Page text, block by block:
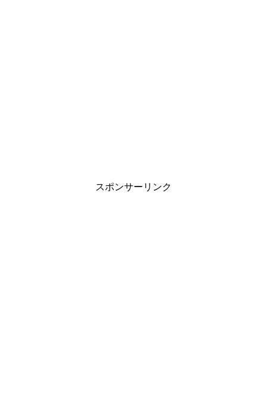
スポンサーリンク